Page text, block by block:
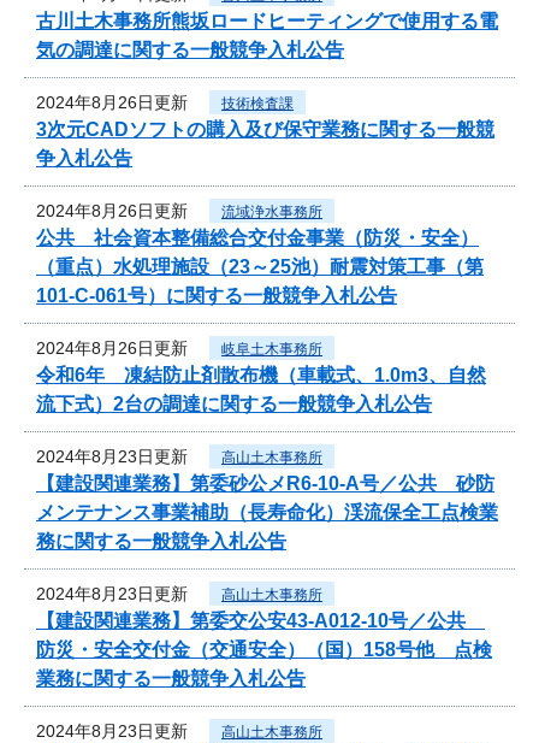
古川土木事務所熊坂ロードヒーティングで使用する電
気の調達に関する一般競争入札公告
2024年8月26日更新 技術検査課
3次元CADソフトの購入及び保守業務に関する一般競
争入札公告
2024年8月26日更新 流域浄水事務所
公共 社会資本整備総合交付金事業（防災・安全）
（重点）水処理施設（23～25池）耐震対策工事（第
101-C-061号）に関する一般競争入札公告
2024年8月26日更新 岐阜土木事務所
令和6年 凍結防止剤散布機（車載式、1.0m3、自然
流下式）2台の調達に関する一般競争入札公告
2024年8月23日更新 高山土木事務所
【建設関連業務】第委砂公メR6-10-A号／公共 砂防
メンテナンス事業補助（長寿命化）渓流保全工点検業
務に関する一般競争入札公告
2024年8月23日更新 高山土木事務所
【建設関連業務】第委交公安43-A012-10号／公共
防災・安全交付金（交通安全）（国）158号他 点検
業務に関する一般競争入札公告
2024年8月23日更新 高山土木事務所